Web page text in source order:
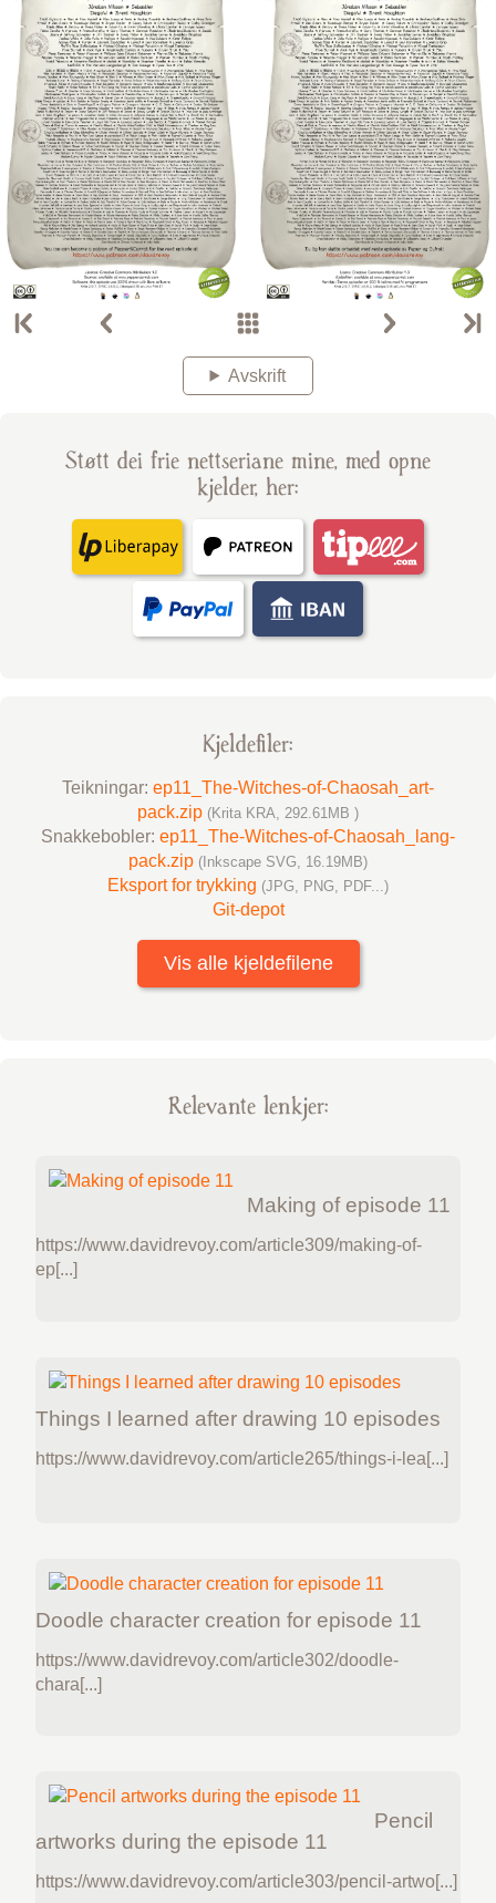
Avskrift
Støtt dei frie nettseriane mine, med opne
kjelder, her:
Kjelde­filer:
Teikningar: ep11_The-Witches-of-Chaosah_art-
pack.zip (Krita KRA, 292.61MB )
Snakke­bobler: ep11_The-Witches-of-Chaosah_lang-
pack.zip (Inkscape SVG, 16.19MB)
Eksport for trykking (JPG, PNG, PDF...)
Git-depot
Vis alle kjeldefilene
Relevante lenkjer:
Making of episode 11
https://www.davidrevoy.com/article309/making-of-
ep[...]
Things I learned after drawing 10 episodes
https://www.davidrevoy.com/article265/things-i-lea[...]
Doodle character creation for episode 11
https://www.davidrevoy.com/article302/doodle-
chara[...]
Pencil
artworks during the episode 11
https://www.davidrevoy.com/article303/pencil-artwo[...]